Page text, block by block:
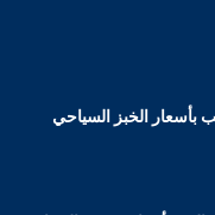
بأسعار الخبز السياحي